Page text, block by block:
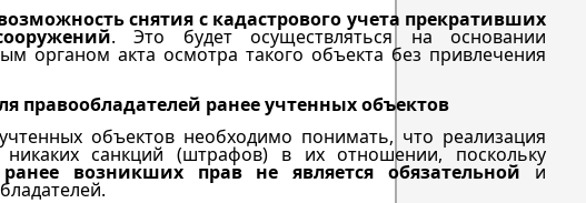
снятия с кадастрового учета прекративших
. Это будет осуществляться на основании
органом акта осмотра такого объекта без привлечения
правообладателей ранее учтенных объектов
объектов необходимо понимать, что реализация
санкций (штрафов) в их отношении, поскольку
ранее возникших прав не является обязательной и